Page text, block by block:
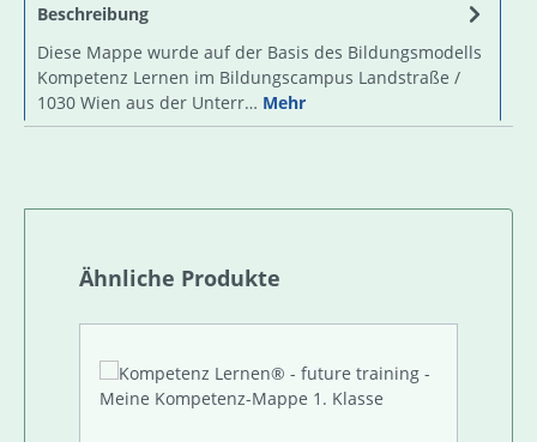
Beschreibung
Diese Mappe wurde auf der Basis des Bildungsmodells
Kompetenz Lernen im Bildungscampus Landstraße /
1030 Wien aus der Unterr… Mehr
Produktgalerie überspringen
Ähnliche Produkte